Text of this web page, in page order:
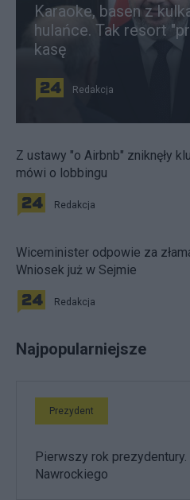
Karaoke, basen z
hulańce. Tak resort
kasę
Redakcja
Z ustawy "o Airbnb" zniknęły
mówi o lobbingu
Redakcja
Wiceminister odpowie za
Wniosek już w Sejmie
Redakcja
Najpopularniejsze
Prezydent
Pierwszy rok prezydentury.
Nawrockiego